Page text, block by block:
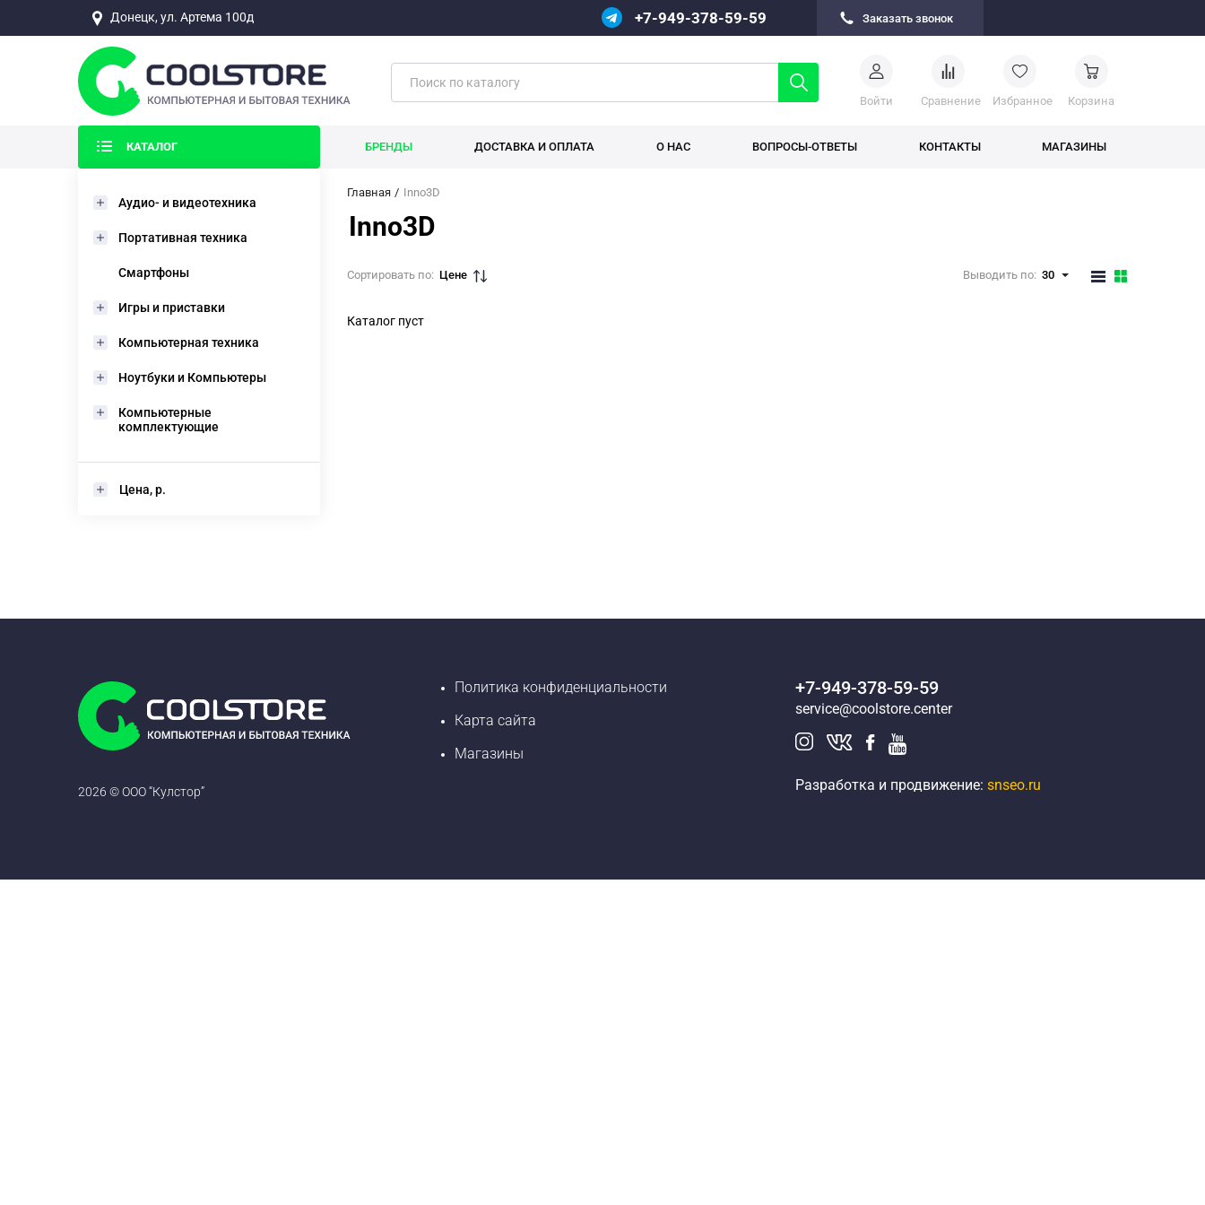
Донецк, ул. Артема 100д +7-949-378-59-59 Заказать звонок
Войти Cравнение Избранное Корзина
КАТАЛОГ БРЕНДЫ ДОСТАВКА И ОПЛАТА О НАС ВОПРОСЫ-ОТВЕТЫ КОНТАКТЫ МАГАЗИНЫ
Аудио- и видеотехника
Портативная техника
Смартфоны
Игры и приставки
Компьютерная техника
Ноутбуки и Компьютеры
Компьютерные
комплектующие
Цена, р.
Главная Inno3D
Inno3D
Сортировать по: Цене Выводить по: 30
Каталог пуст
2026 © ООО “Кулстор”
Политика конфиденциальности
Карта сайта
Магазины
+7-949-378-59-59
service@coolstore.center
Разработка и продвижение: snseo.ru